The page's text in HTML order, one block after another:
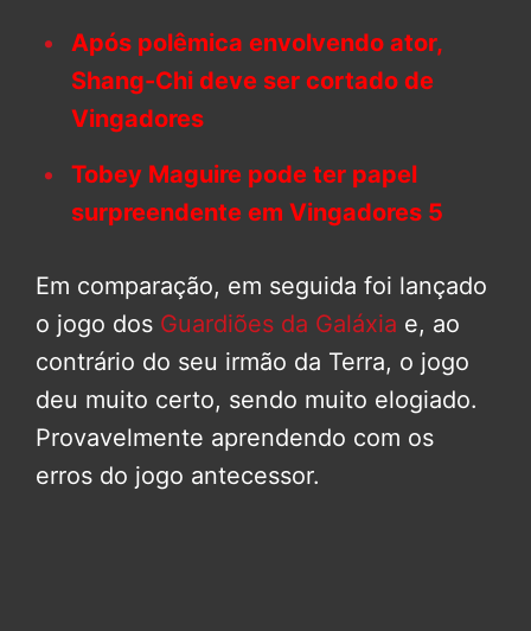
Após polêmica envolvendo ator,
Shang-Chi deve ser cortado de
Vingadores
Tobey Maguire pode ter papel
surpreendente em Vingadores 5
Em comparação, em seguida foi lançado
o jogo dos Guardiões da Galáxia e, ao
contrário do seu irmão da Terra, o jogo
deu muito certo, sendo muito elogiado.
Provavelmente aprendendo com os
erros do jogo antecessor.